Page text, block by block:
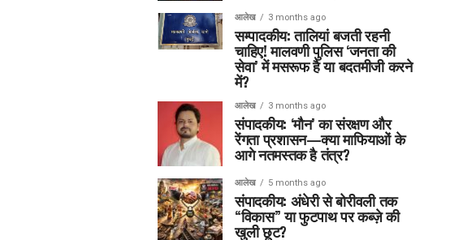
आलेख 3 months ago
सम्पादकीय: तालियां बजती रहनी
चाहिए! मालवणी पुलिस ‘जनता की
सेवा’ में मसरूफ है या बदतमीजी करने
में?
आलेख 3 months ago
संपादकीय: ‘मौन’ का संरक्षण और
रेंगता प्रशासन—क्या माफियाओं के
आगे नतमस्तक है तंत्र?
आलेख 5 months ago
संपादकीय: अंधेरी से बोरीवली तक
“विकास” या फुटपाथ पर कब्ज़े की
खुली छूट?